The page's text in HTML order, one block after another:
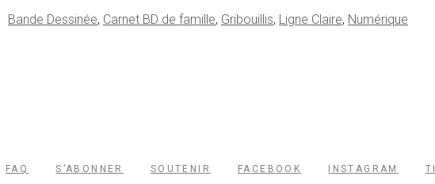
Bande Dessinée, Carnet BD de famille, Gribouillis, Ligne Claire, Numérique
FAQ S’ABONNER SOUTENIR FACEBOOK INSTAGRAM